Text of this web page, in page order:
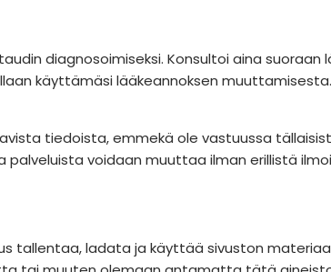
diagnosoimiseksi. Konsultoi aina suoraan
käyttämäsi lääkeannoksen
tiedoista, emmekä ole vastuussa
voidaan muuttaa ilman erillistä
tallentaa, ladata ja käyttää sivuston